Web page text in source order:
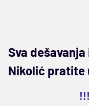
Sva
Nikolić pratite